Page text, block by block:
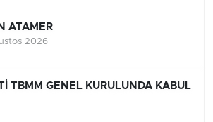
ATAMER
2026
TBMM GENEL KURULUNDA KABUL